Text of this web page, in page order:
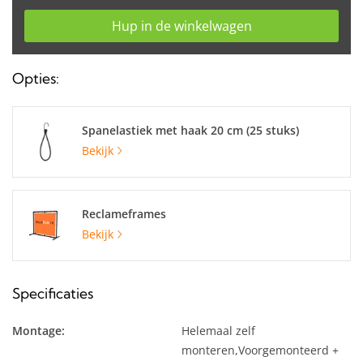
Hup in de winkelwagen
Opties:
Spanelastiek met haak 20 cm (25 stuks)
Bekijk
Reclameframes
Bekijk
Specificaties
Montage:
Helemaal zelf
monteren,Voorgemonteerd +